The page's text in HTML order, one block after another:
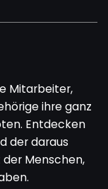
Mitarbeiter,
ihre ganz
Entdecken
der daraus
Menschen,